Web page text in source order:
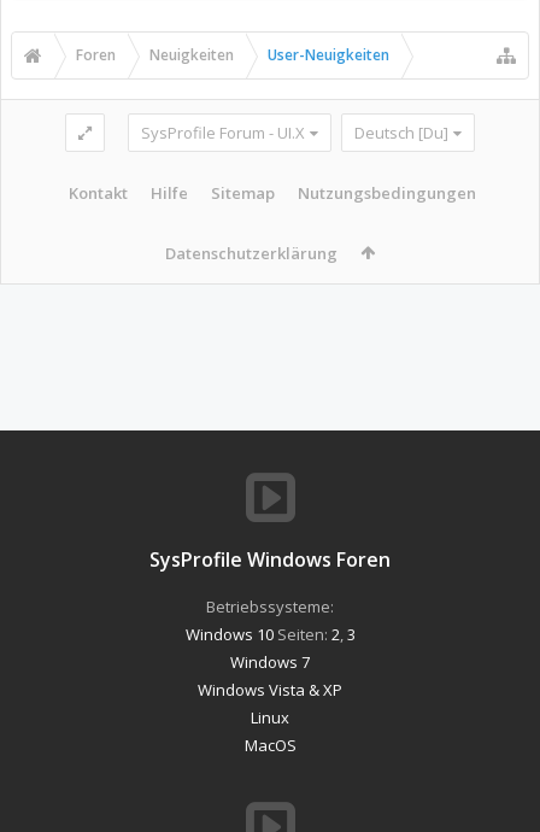
Foren Neuigkeiten User-Neuigkeiten
SysProfile Forum - UI.X Deutsch [Du]
Kontakt Hilfe Sitemap Nutzungsbedingungen
Datenschutzerklärung
SysProfile Windows Foren
Betriebssysteme:
Windows 10Seiten: 2 3
Windows 7
Windows Vista & XP
Linux
MacOS